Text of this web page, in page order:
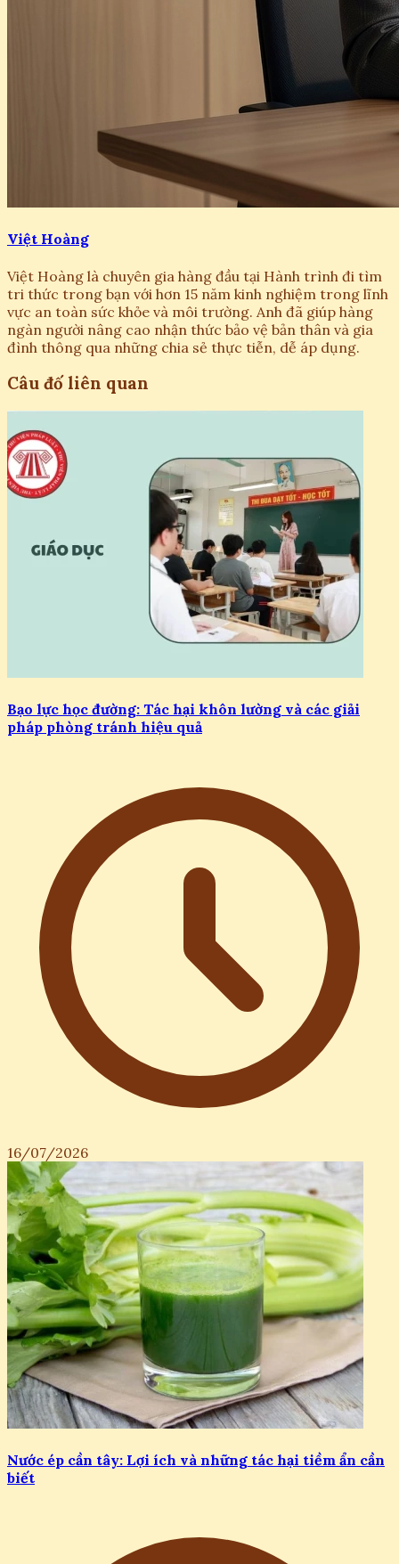
Việt Hoàng
Việt Hoàng là chuyên gia hàng đầu tại Hành trình đi tìm
tri thức trong bạn với hơn 15 năm kinh nghiệm trong lĩnh
vực an toàn sức khỏe và môi trường. Anh đã giúp hàng
ngàn người nâng cao nhận thức bảo vệ bản thân và gia
đình thông qua những chia sẻ thực tiễn, dễ áp dụng.
Câu đố liên quan
Bạo lực học đường: Tác hại khôn lường và các giải
pháp phòng tránh hiệu quả
16/07/2026
Nước ép cần tây: Lợi ích và những tác hại tiềm ẩn cần
biết